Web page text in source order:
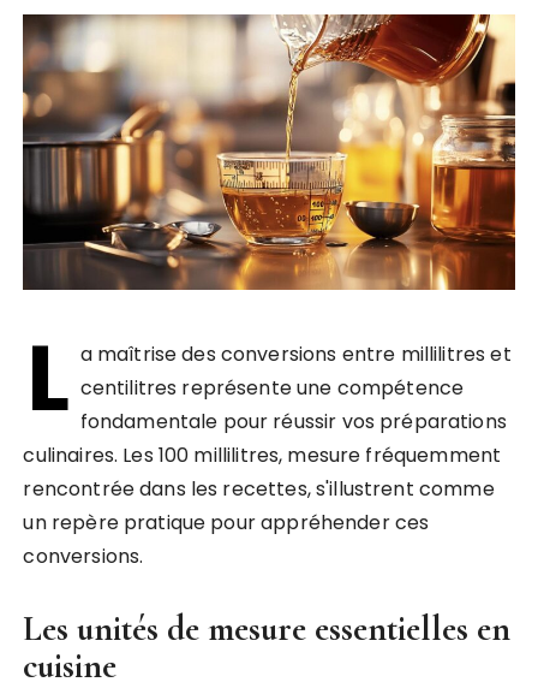
L a maîtrise des conversions entre millilitres et
centilitres représente une compétence
fondamentale pour réussir vos préparations
culinaires. Les 100 millilitres, mesure fréquemment
rencontrée dans les recettes, s'illustrent comme
un repère pratique pour appréhender ces
conversions.
Les unités de mesure essentielles en
cuisine